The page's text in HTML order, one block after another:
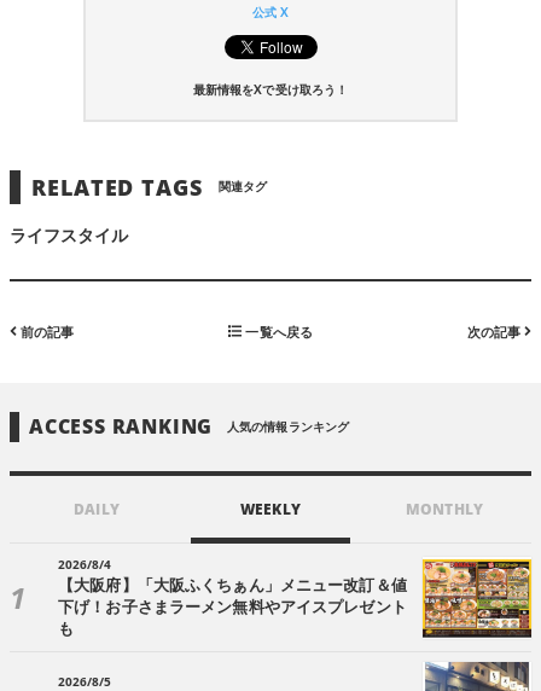
公式 X
最新情報をXで受け取ろう！
RELATED TAGS 関連タグ
ライフスタイル
前の記事 一覧へ戻る 次の記事
ACCESS RANKING 人気の情報ランキング
DAILY WEEKLY MONTHLY
2026/8/4
【大阪府】「大阪ふくちぁん」メニュー改訂＆値
下げ！お子さまラーメン無料やアイスプレゼント
も
2026/8/5